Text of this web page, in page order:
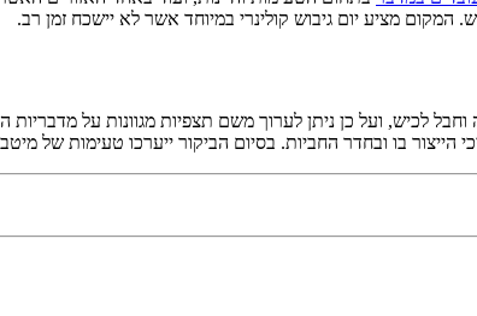
לכיש, ועל כן ניתן לערוך משם תצפיות מגוונות על מדבריות
בו ובחדר החביות. בסיום הביקור ייערכו טעימות של מיטב